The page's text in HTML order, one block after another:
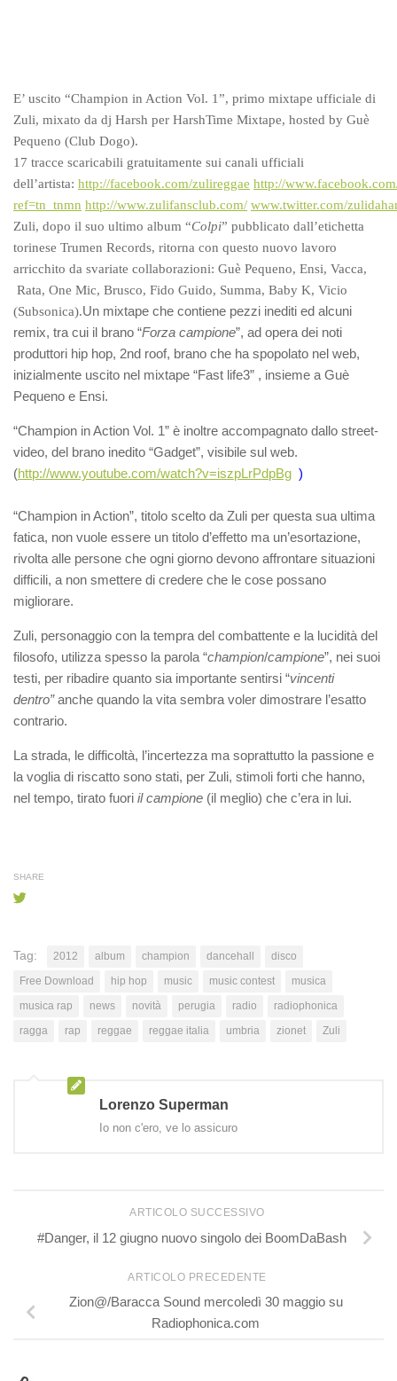
E’ uscito “Champion in Action Vol. 1”, primo mixtape ufficiale di
Zuli, mixato da dj Harsh per HarshTime Mixtape, hosted by Guè
Pequeno (Club Dogo).
17 tracce scaricabili gratuitamente sui canali ufficiali
dell’artista: http://facebook.com/zulireggae http://
ref=tn_tnmn http://www.zulifansclub.com/ www.twitter.com/
Zuli, dopo il suo ultimo album “Colpi” pubblicato dall’etichetta
torinese Trumen Records, ritorna con questo nuovo lavoro
arricchito da svariate collaborazioni: Guè Pequeno, Ensi, Vacca,
Rata, One Mic, Brusco, Fido Guido, Summa, Baby K, Vicio
(Subsonica).Un mixtape che contiene pezzi inediti ed alcuni
remix, tra cui il brano “Forza campione”, ad opera dei noti
produttori hip hop, 2nd roof, brano che ha spopolato nel web,
inizialmente uscito nel mixtape “Fast life3” , insieme a Guè
Pequeno e Ensi.
“Champion in Action Vol. 1” è inoltre accompagnato dallo street-
video, del brano inedito “Gadget”, visibile sul web.
(http://www.youtube.com/watch?v=iszpLrPdpBg )
“Champion in Action”, titolo scelto da Zuli per questa sua ultima
fatica, non vuole essere un titolo d’effetto ma un’esortazione,
rivolta alle persone che ogni giorno devono affrontare situazioni
difficili, a non smettere di credere che le cose possano
migliorare.
Zuli, personaggio con la tempra del combattente e la lucidità del
filosofo, utilizza spesso la parola “champion/campione”, nei suoi
testi, per ribadire quanto sia importante sentirsi “vincenti
dentro”anche quando la vita sembra voler dimostrare l’esatto
contrario.
La strada, le difficoltà, l’incertezza ma soprattutto la passione e
la voglia di riscatto sono stati, per Zuli, stimoli forti che hanno,
nel tempo, tirato fuori il campione (il meglio) che c’era in lui.
SHARE
Tag: 2012 album champion dancehall
disco
Free Download
hip hop music music contest
musica
musica rap
news novità perugia radio
radiophonica
ragga
rap reggae reggae italia umbria zionet Zuli
Lorenzo Superman
Io non c'ero, ve lo assicuro
ARTICOLO SUCCESSIVO
#Danger, il 12 giugno nuovo singolo dei BoomDaBash
ARTICOLO PRECEDENTE
Zion@/Baracca Sound mercoledì 30 maggio su
Radiophonica.com